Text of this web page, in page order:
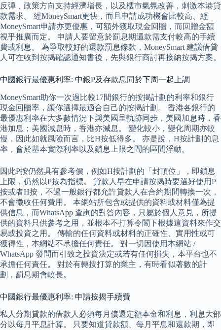
反彈﹑政策方向支持經濟增長，以及樓市氣氛改善，刺激本港貸
款需求。 經MoneySmart更快，而且申請成功機會比較高、經
MoneySmart申請亦更優惠，可額外獲取現金回贈，而回贈金額
視乎推廣而定。 申請人要留意於罰息期還款需支付較高的手續
費或利息。 為爭取較好的還款罰息條款，MoneySmart 建議借貸
人可在收到按揭確認通知書後，先與銀行商討再接納按揭方案。
中國銀行最優惠利率: 中銀P及存款息同於下周一起上調
MoneySmart助你一次過比較17間銀行的按揭計劃的利率和銀行
現金回贈率，讓你選擇最適合自己的按揭計劃。 香港各銀行的
最優惠利率在大多數情況下與美國呈軌跡同步，美國加息時，香
港加息；美國減息時，香港亦減息。 變化較小，變化周期亦較
慢，因此如就風險而言，比H按低得多。 亦是說，H按計劃的息
率，會於基本實際利率以及鎖息上限之間的區間浮動。
因此P按仍然具有參考價，例如H按計劃的「封頂位」，即鎖息
上限，仍然以P按為指標。 貸款人早在申請按揭時要選好使用P
按或者H按，不過一般銀行都允許貸款人在合約期間轉換一次，
不會徵收任何費用。 本網站所包含或提供的資料或材料僅為提
供信息，而WhatsApp 查詢的對答內容，只屬於個人意見，所提
供的資料只供參考之用，並根本不打算令閣下根據這資料來作交
易或投資之用。 傳輸的任何資料或材料的正確性、實用性或可
獲得性，本網站不承擔任何責任。 對一切因使用本網站 /
WhatsApp 發問而引致之投資決定或若有任何損失，本平台也不
承擔任何責任。 對於有轉按打算的業主，有時看似著數的計
劃，罰息期會較長。
中國銀行最優惠利率: 申請按揭手續費
私人分期貸款的借款人必須每月償還定額本金和利息，利息大部
分以每月平息計算。 只要知道貸款額、每月平息和還款期，即